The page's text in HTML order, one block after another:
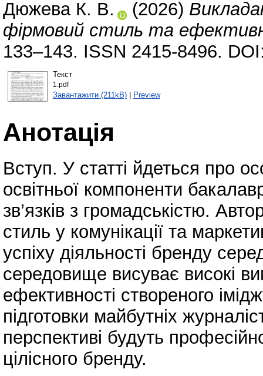
Дюжева К. В. (2026)
фірмовий стиль та
133–143. ISSN 2415-8496.
Текст
1.pdf
Завантажити (211kB)| Preview
Анотація
Вступ. У статті йдеться про
освітньої компоненти
зв’язків з громадськістю.
стиль у комунікації та
успіху діяльності бренду
середовище висуває високі
ефективності створеного
підготовки майбутніх
перспективі будуть
цілісного бренду.